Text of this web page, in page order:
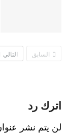
السابق التالي
اترك رد
لن يتم نشر